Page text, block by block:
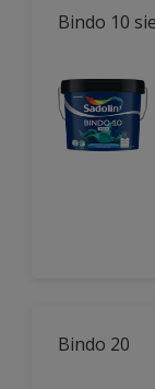
Bindo 10
Bindo 20